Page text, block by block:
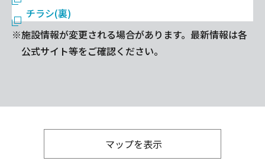
チラシ(裏)
※施設情報が変更される場合があります。最新情報は各
公式サイト等をご確認ください。
マップを表示